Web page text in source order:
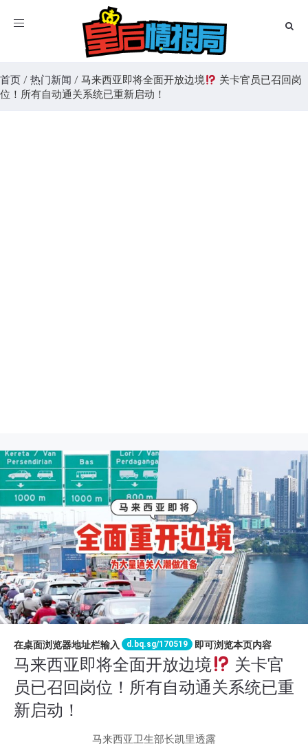
Toggle
首页 / 热门新闻 / 马来西亚即将全面开放边境
关卡官员已召回岗
位！所有自动通关系统已重新启动！
在桌面浏览器地址栏输入 d.bq.sg/170519 即可浏览本页内容
马来西亚即将全面开放边境
关卡官
员已召回岗位！所有自动通关系统已重
新启动！
马来西亚卫生部长凯里透露